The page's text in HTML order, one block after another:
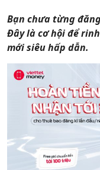
Hỗ trợ
Bạn chưa từng
Đây là cơ hội để
mới siêu hấp dẫn.